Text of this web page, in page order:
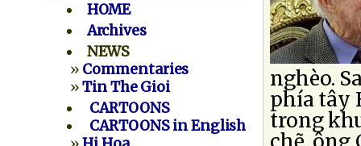
HOME
Archives
NEWS
» Commentaries
»Tin The Gioi
CARTOONS
CARTOONS in English
nghèo.
phía tây
trong